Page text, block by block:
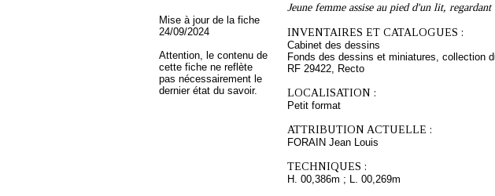
Mise à jour de la fiche
24/09/2024
Attention, le contenu de
cette fiche ne reflète
pas nécessairement le
dernier état du savoir.
Jeune femme assise au pied d'un lit,
INVENTAIRES ET CATALOGUES :
Cabinet des dessins
Fonds des dessins et miniatures, collection
RF 29422, Recto
LOCALISATION :
Petit format
ATTRIBUTION ACTUELLE :
FORAIN Jean Louis
TECHNIQUES :
H. 00,386m ; L. 00,269m